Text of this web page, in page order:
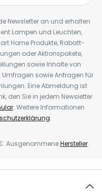
Newsletter an und erhalten
Lampen und Leuchten,
Home Produkte, Rabatt-
oder Aktionspakete,
sowie Inhalte von
sowie Anfragen für
Eine Abmeldung ist
den Sie in jedem Newsletter
. Weitere Informationen
.
AusgenommeneHersteller.